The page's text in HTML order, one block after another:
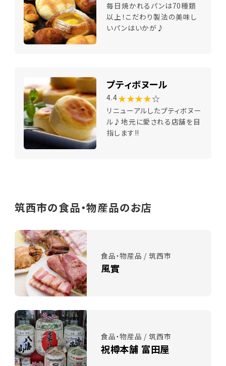
毎日焼かれるパンは70種類
以上！こだわり製法の美味し
いパンはいかが♪
プティボヌール
4.4★★★★☆
リニューアルしたプティボヌー
ル♪地元に愛される店舗を目
指します!!
筑西市の食品・物産品のお店
食品・物産品 / 筑西市
風實
食品・物産品 / 筑西市
祝樽本舗 富田屋